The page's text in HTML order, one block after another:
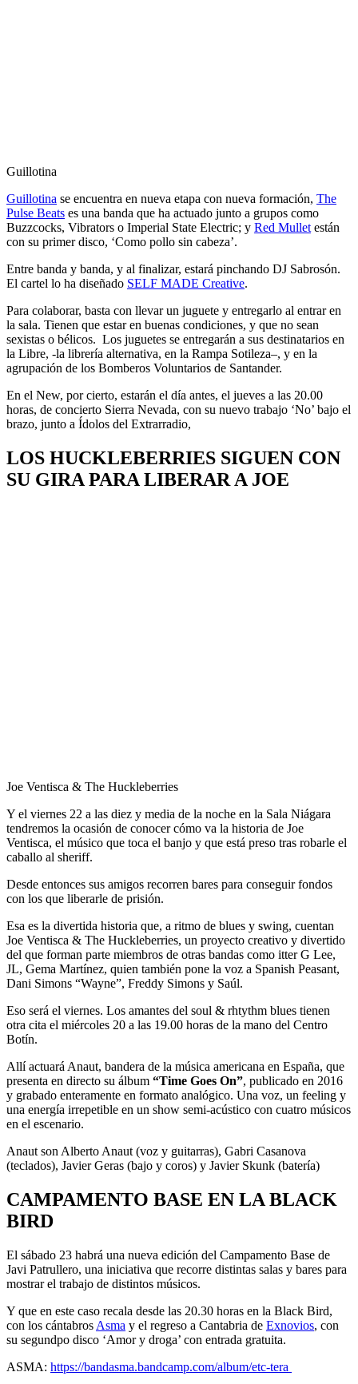
Guillotina
Guillotina se encuentra en nueva etapa con nueva formación, The
Pulse Beats es una banda que ha actuado junto a grupos como
Buzzcocks, Vibrators o Imperial State Electric; y Red Mullet están
con su primer disco, ‘Como pollo sin cabeza’.
Entre banda y banda, y al finalizar, estará pinchando DJ Sabrosón.
El cartel lo ha diseñado SELF MADE Creative.
Para colaborar, basta con llevar un juguete y entregarlo al entrar en
la sala. Tienen que estar en buenas condiciones, y que no sean
sexistas o bélicos. Los juguetes se entregarán a sus destinatarios en
la Libre, -la librería alternativa, en la Rampa Sotileza–, y en la
agrupación de los Bomberos Voluntarios de Santander.
En el New, por cierto, estarán el día antes, el jueves a las 20.00
horas, de concierto Sierra Nevada, con su nuevo trabajo ‘No’ bajo el
brazo, junto a Ídolos del Extrarradio,
LOS HUCKLEBERRIES SIGUEN CON
SU GIRA PARA LIBERAR A JOE
Joe Ventisca & The Huckleberries
Y el viernes 22 a las diez y media de la noche en la Sala Niágara
tendremos la ocasión de conocer cómo va la historia de Joe
Ventisca, el músico que toca el banjo y que está preso tras robarle el
caballo al sheriff.
Desde entonces sus amigos recorren bares para conseguir fondos
con los que liberarle de prisión.
Esa es la divertida historia que, a ritmo de blues y swing, cuentan
Joe Ventisca & The Huckleberries, un proyecto creativo y divertido
del que forman parte miembros de otras bandas como itter G Lee,
JL, Gema Martínez, quien también pone la voz a Spanish Peasant,
Dani Simons “Wayne”, Freddy Simons y Saúl.
Eso será el viernes. Los amantes del soul & rhtythm blues tienen
otra cita el miércoles 20 a las 19.00 horas de la mano del Centro
Botín.
Allí actuará Anaut, bandera de la música americana en España, que
presenta en directo su álbum “Time Goes On”, publicado en 2016
y grabado enteramente en formato analógico. Una voz, un feeling y
una energía irrepetible en un show semi-acústico con cuatro músicos
en el escenario.
Anaut son Alberto Anaut (voz y guitarras), Gabri Casanova
(teclados), Javier Geras (bajo y coros) y Javier Skunk (batería)
CAMPAMENTO BASE EN LA BLACK
BIRD
El sábado 23 habrá una nueva edición del Campamento Base de
Javi Patrullero, una iniciativa que recorre distintas salas y bares para
mostrar el trabajo de distintos músicos.
Y que en este caso recala desde las 20.30 horas en la Black Bird,
con los cántabros Asma y el regreso a Cantabria de Exnovios, con
su segundpo disco ‘Amor y droga’ con entrada gratuita.
ASMA: https://bandasma.bandcamp.com/album/etc-tera